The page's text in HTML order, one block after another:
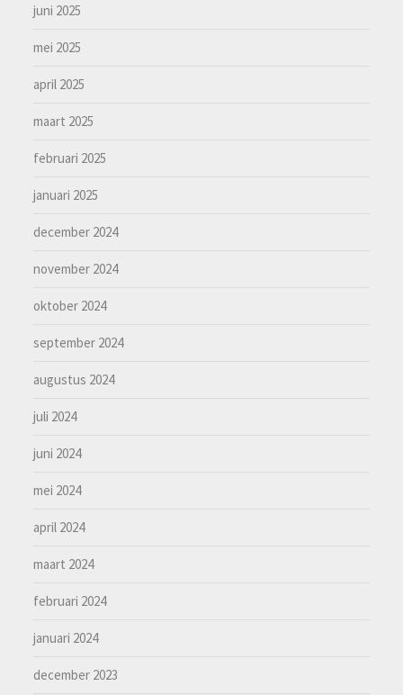
juni 2025
mei 2025
april 2025
maart 2025
februari 2025
januari 2025
december 2024
november 2024
oktober 2024
september 2024
augustus 2024
juli 2024
juni 2024
mei 2024
april 2024
maart 2024
februari 2024
januari 2024
december 2023